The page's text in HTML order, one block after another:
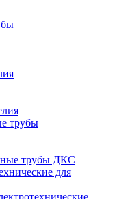
трубы
трубы ДКС
для